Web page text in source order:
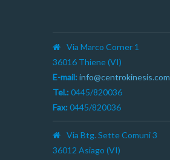
Via Marco Corner 1
36016 Thiene (VI)
E-mail: info@centrokinesis.com
Tel.: 0445/820036
Fax: 0445/820036
Via Btg. Sette Comuni 3
36012 Asiago (VI)